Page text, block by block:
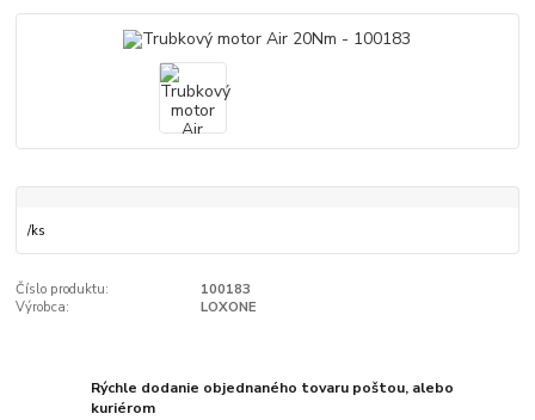
/ks
Číslo produktu:
100183
Výrobca:
LOXONE
Rýchle dodanie objednaného tovaru poštou, alebo
kuriérom